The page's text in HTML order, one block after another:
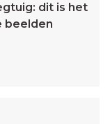
dit is het
beelden